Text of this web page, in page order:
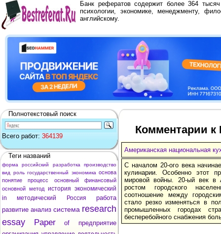
Банк рефератов содержит более 364
психологии, экономике, менеджменту,
английскому.
Полнотекстовый поиск
Всего работ: 364139
Теги названий
форма российский разработка
производство
вид
роль государственный экономика основа
понятие
процесс основный
финансовый
основной метод история экономический
in
методический Россия
работа
развитие анализ система research
essay
Paper of
предприятие
Комментарии к
Американская национальная
С началом 20-ого века
кулинарии. Особенно этот
мировой войны. 20-ый век в
ростом городского
соотношение между
стало резко изменяться в
промышленных городах
бесперебойного снабжения